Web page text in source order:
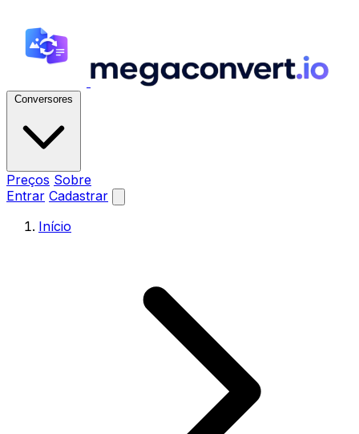
Conversores
Preços Sobre
Entrar Cadastrar
Início